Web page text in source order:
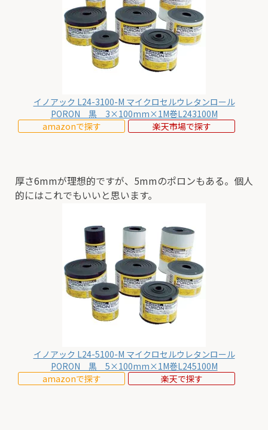
イノアック L24-3100-M マイクロセルウレタンロール
PORON 黒 3×100mm×1M巻L243100M
amazonで探す
楽天市場で探す
厚さ6mmが理想的ですが、5mmのポロンもある。個人
的にはこれでもいいと思います。
イノアック L24-5100-M マイクロセルウレタンロール
PORON 黒 5×100mm×1M巻L245100M
amazonで探す
楽天で探す